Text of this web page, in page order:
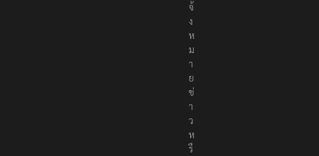
จ้
ง
ห
ม
า
ย
ข่
า
ว
ห
รื